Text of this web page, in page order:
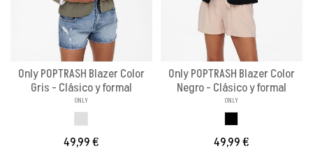
Only POPTRASH Blazer Color
Gris - Clásico y formal
ONLY
49,99 €
Only POPTRASH Blazer Color
Negro - Clásico y formal
ONLY
49,99 €